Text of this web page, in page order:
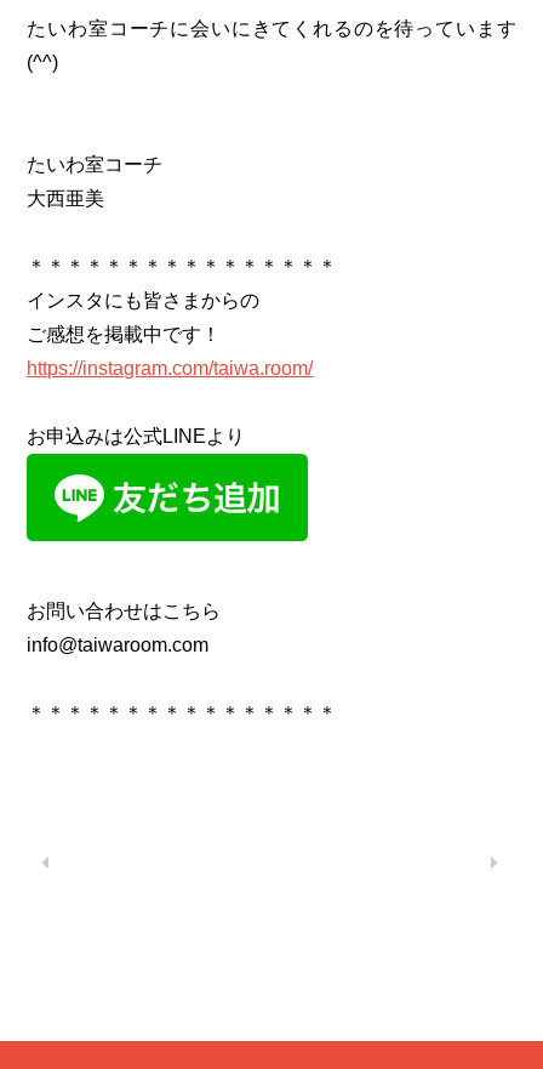
たいわ室コーチに会いにきてくれるのを待っています
(^^)
たいわ室コーチ
大西亜美
＊＊＊＊＊＊＊＊＊＊＊＊＊＊＊＊
インスタにも皆さまからの
ご感想を掲載中です！
https://instagram.com/taiwa.room/
お申込みは公式LINEより
お問い合わせはこちら
info@taiwaroom.com
＊＊＊＊＊＊＊＊＊＊＊＊＊＊＊＊